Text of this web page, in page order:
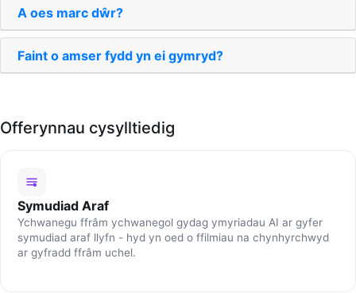
A oes marc dŵr?
Faint o amser fydd yn ei gymryd?
Offerynnau cysylltiedig
Symudiad Araf
Ychwanegu ffrâm ychwanegol gydag ymyriadau AI ar gyfer
symudiad araf llyfn - hyd yn oed o ffilmiau na chynhyrchwyd
ar gyfradd ffrâm uchel.